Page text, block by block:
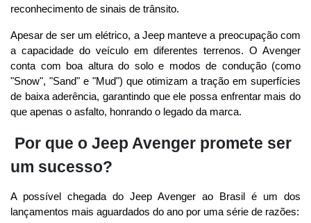
reconhecimento de sinais de trânsito.
Apesar de ser um elétrico, a Jeep manteve a preocupação com
a capacidade do veículo em diferentes terrenos. O Avenger
conta com boa altura do solo e modos de condução (como
"Snow", "Sand" e "Mud") que otimizam a tração em superfícies
de baixa aderência, garantindo que ele possa enfrentar mais do
que apenas o asfalto, honrando o legado da marca.
Por que o Jeep Avenger promete ser
um sucesso?
A possível chegada do Jeep Avenger ao Brasil é um dos
lançamentos mais aguardados do ano por uma série de razões: